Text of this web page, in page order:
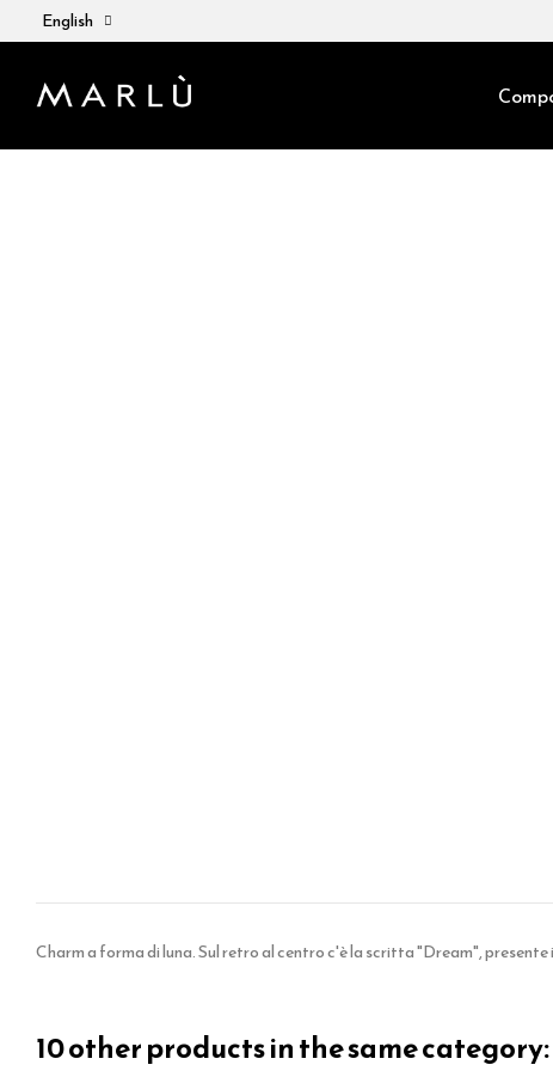
English
Charm a forma di luna. Sul retro al centro c'è la scritta "Dream",
10 other products in the same category: